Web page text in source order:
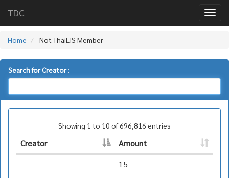
TDC
Home Not ThaiLIS Member
Search for Creator:
Showing 1 to 10 of 696,816 entries
Creator
Amount
15